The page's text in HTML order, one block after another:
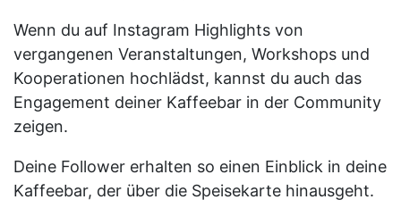
Wenn du auf Instagram Highlights von
vergangenen Veranstaltungen, Workshops und
Kooperationen hochlädst, kannst du auch das
Engagement deiner Kaffeebar in der Community
zeigen.
Deine Follower erhalten so einen Einblick in deine
Kaffeebar, der über die Speisekarte hinausgeht.